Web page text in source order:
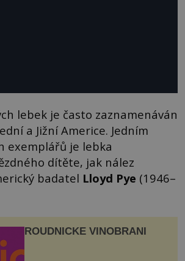
lebek je často zaznamenáván
a Jižní Americe. Jedním
exemplářů je lebka
dítěte, jak nález
badatel Lloyd Pye (1946–
ROUDNICKÉ VINOBRANÍ